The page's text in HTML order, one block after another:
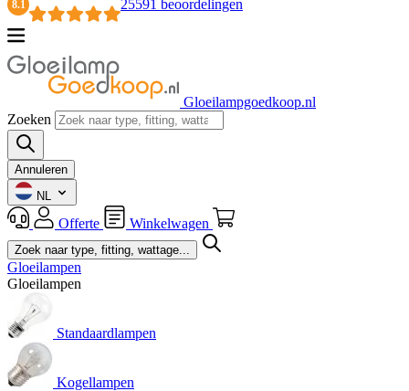
8.1 25591 beoordelingen
Gloeilampgoedkoop.nl
Zoeken
Annuleren
NL
Offerte Winkelwagen
Gloeilampen
Gloeilampen
Standaardlampen
Kogellampen